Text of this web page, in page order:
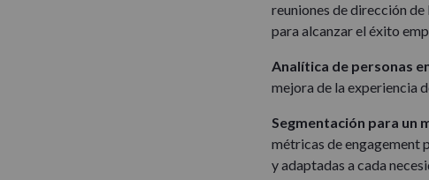
reuniones de dirección de
para alcanzar el éxito
Analítica de personas
mejora de la experiencia
Segmentación para un
métricas de engagement
y adaptadas a cada